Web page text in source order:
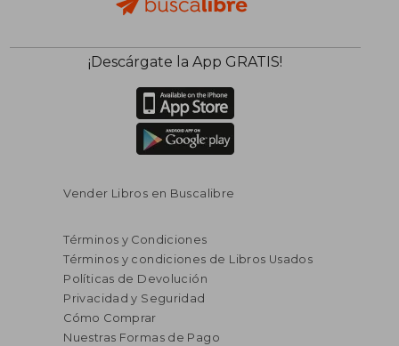
¡Descárgate la App GRATIS!
Vender Libros en Buscalibre
Términos y Condiciones
Términos y condiciones de Libros Usados
Políticas de Devolución
Privacidad y Seguridad
Cómo Comprar
Nuestras Formas de Pago